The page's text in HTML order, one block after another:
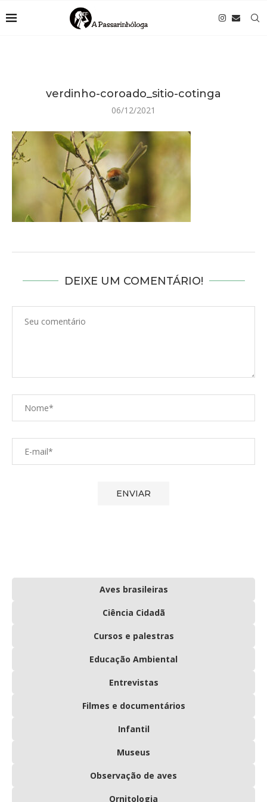
verdinho-coroado_sitio-cotinga
06/12/2021
DEIXE UM COMENTÁRIO!
Aves brasileiras
Ciência Cidadã
Cursos e palestras
Educação Ambiental
Entrevistas
Filmes e documentários
Infantil
Museus
Observação de aves
Ornitologia